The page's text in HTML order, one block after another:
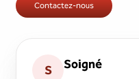
Contactez-nous
S Soigné